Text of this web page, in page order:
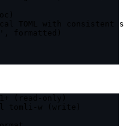
TOML with consistent